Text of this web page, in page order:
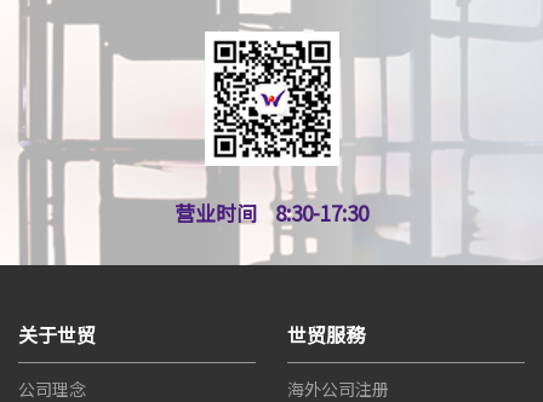
营业时间 8:30-17:30
关于世贸
公司理念
世贸服務
海外公司注册